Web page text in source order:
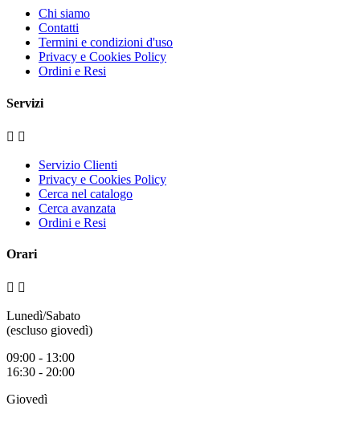
Chi siamo
Contatti
Termini e condizioni d'uso
Privacy e Cookies Policy
Ordini e Resi
Servizi
 
Servizio Clienti
Privacy e Cookies Policy
Cerca nel catalogo
Cerca avanzata
Ordini e Resi
Orari
 
Lunedì/Sabato
(escluso giovedì)
09:00 - 13:00
16:30 - 20:00
Giovedì